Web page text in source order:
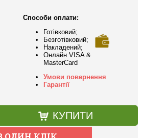
Способи оплати:
Готівковий;
Безготівковий;
Накладений;
Онлайн VISA &
MasterCard
Умови повернення
Гарантії
КУПИТИ